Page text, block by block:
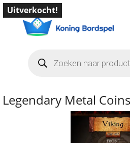
zoeken
Uitverkocht!
Legendary Metal